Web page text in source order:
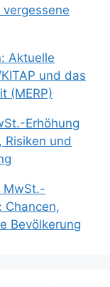
Aktuelle
und das
(MERP)
Erhöhung
Risiken und
MwSt.-
Chancen,
Bevölkerung